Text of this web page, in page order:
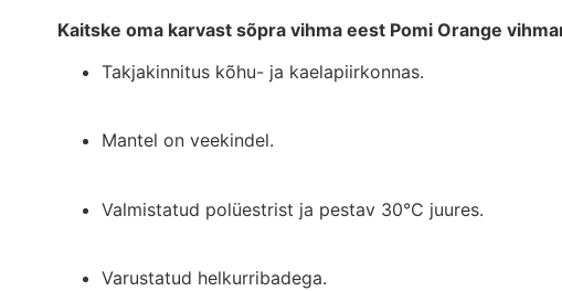
Kaitske oma karvast sõpra vihma eest Pomi Orange
Takjakinnitus kõhu- ja kaelapiirkonnas.
Mantel on veekindel.
Valmistatud polüestrist ja pestav 30°C juures.
Varustatud helkurribadega.